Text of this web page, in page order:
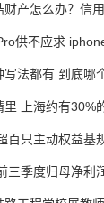
产怎么办？信
供不应求
法都有 到底哪
上海约有30%
百只主动权益基
三季度归母净利